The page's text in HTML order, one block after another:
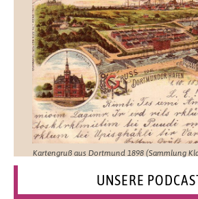
Kartengruß aus Dortmund 1898 (Sammlung
UNSERE